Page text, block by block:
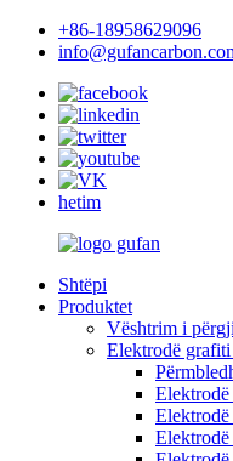
+86-18958629096
hetim
Shtëpi
Produktet
Vështrim i
Elektrodë